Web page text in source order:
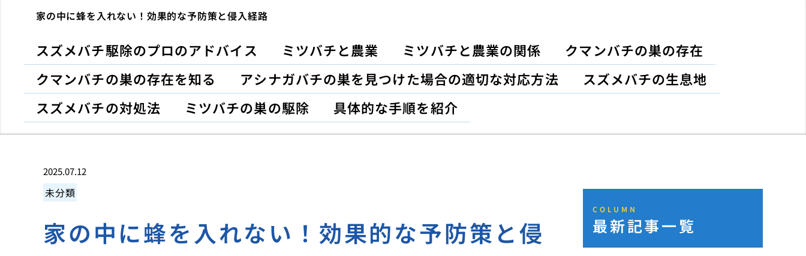
家の中に蜂を入れない！効果的な予防策と侵入経路
スズメバチ駆除のプロのアドバイス ミツバチと農業 ミツバチと農業の関係
クマンバチの巣の存在
クマンバチの巣の存在を知る
アシナガバチの巣を見つけた場合の適切な対応方法
スズメバチの生息地
スズメバチの対処法
ミツバチの巣の駆除 具体的な手順を紹介
2025.07.12
未分類
家の中に蜂を入れない！効果的な予防策と侵
COLUMN
最新記事一覧